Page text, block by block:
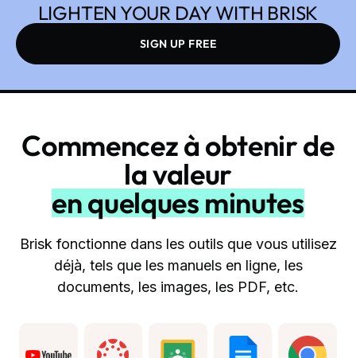
LIGHTEN YOUR DAY WITH BRISK
SIGN UP FREE
Commencez à obtenir de
la valeur
en quelques minutes
Brisk fonctionne dans les outils que vous utilisez
déjà, tels que les manuels en ligne, les
documents, les images, les PDF, etc.